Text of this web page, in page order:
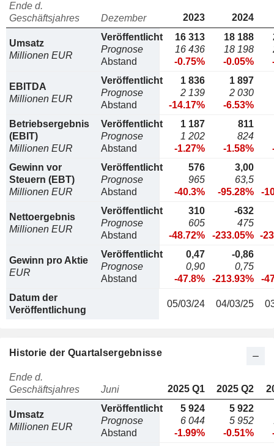
Ende d.
Geschäftsjahres
Dezember 2023 2024
Umsatz
Millionen EUR
Veröffentlicht
Prognose
Abstand
16 313
16 436
-0.75%
18 188
18 198
-0.05%
EBITDA
Millionen EUR
Veröffentlicht
Prognose
Abstand
1 836
2 139
-14.17%
1 897
2 030
-6.53%
Betriebsergebnis
(EBIT)
Millionen EUR
Veröffentlicht
Prognose
Abstand
1 187
1 202
-1.27%
811
824
-1.58%
Gewinn vor
Steuern (EBT)
Millionen EUR
Veröffentlicht
Prognose
Abstand
576
965
-40.3%
3,00
63,5
-95.28%
-
Nettoergebnis
Millionen EUR
Veröffentlicht
Prognose
Abstand
310
605
-48.72%
-632
475
-233.05% -
Gewinn pro Aktie
EUR
Veröffentlicht
Prognose
Abstand
0,47
0,90
-47.8%
-0,86
0,75
-213.93%
-
Datum der
Veröffentlichung
05/03/24 04/03/25
Historie der Quartalsergebnisse
Ende d.
Geschäftsjahres
Juni 2025 Q1 2025 Q2
Umsatz
Millionen EUR
Veröffentlicht
Prognose
Abstand
5 924
6 044
-1.99%
5 922
5 952
-0.51%